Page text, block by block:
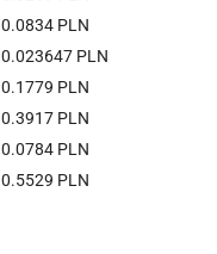
0.0834 PLN
0.023647 PLN
0.1779 PLN
0.3917 PLN
0.0784 PLN
0.5529 PLN